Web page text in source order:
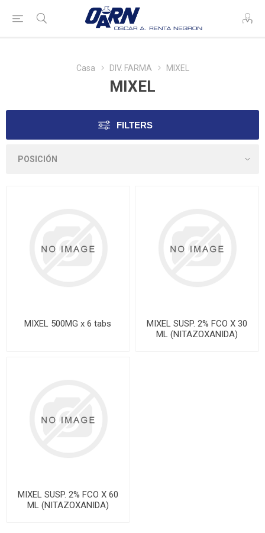
Casa DIV. FARMA MIXEL
MIXEL
FILTERS
MIXEL 500MG x 6 tabs
MIXEL SUSP. 2% FCO X 30
ML (NITAZOXANIDA)
MIXEL SUSP. 2% FCO X 60
ML (NITAZOXANIDA)